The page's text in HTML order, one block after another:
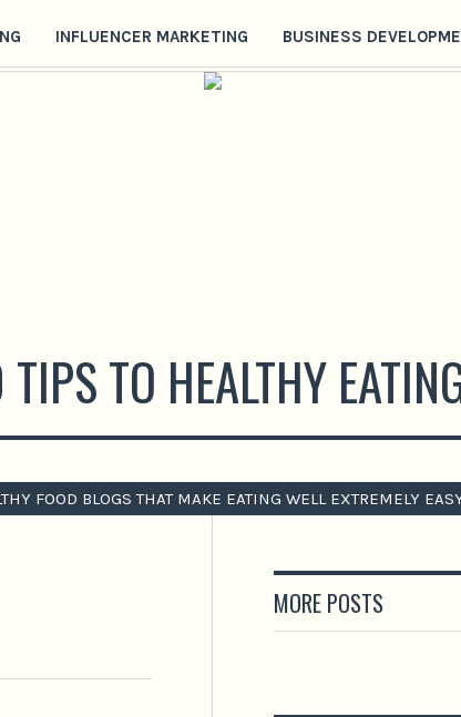
INFLUENCER MARKETING BUSINESS
TO HEALTHY
FOOD BLOGS THAT MAKE EATING WELL EXTREMELY
MORE POSTS